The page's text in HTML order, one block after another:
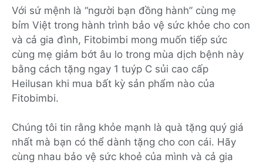
Với sứ mệnh là “người bạn đồng hành” cùng mẹ
bỉm Việt trong hành trình bảo vệ sức khỏe cho con
và cả gia đình, Fitobimbi mong muốn tiếp sức
cùng mẹ giảm bớt âu lo trong mùa dịch bệnh này
bằng cách tặng ngay 1 tuýp C sủi cao cấp
Heilusan khi mua bất kỳ sản phẩm nào của
Fitobimbi.
Chúng tôi tin rằng khỏe mạnh là quà tặng quý giá
nhất mà bạn có thể dành tặng cho con cái. Hãy
cùng nhau bảo vệ sức khoẻ của mình và cả gia